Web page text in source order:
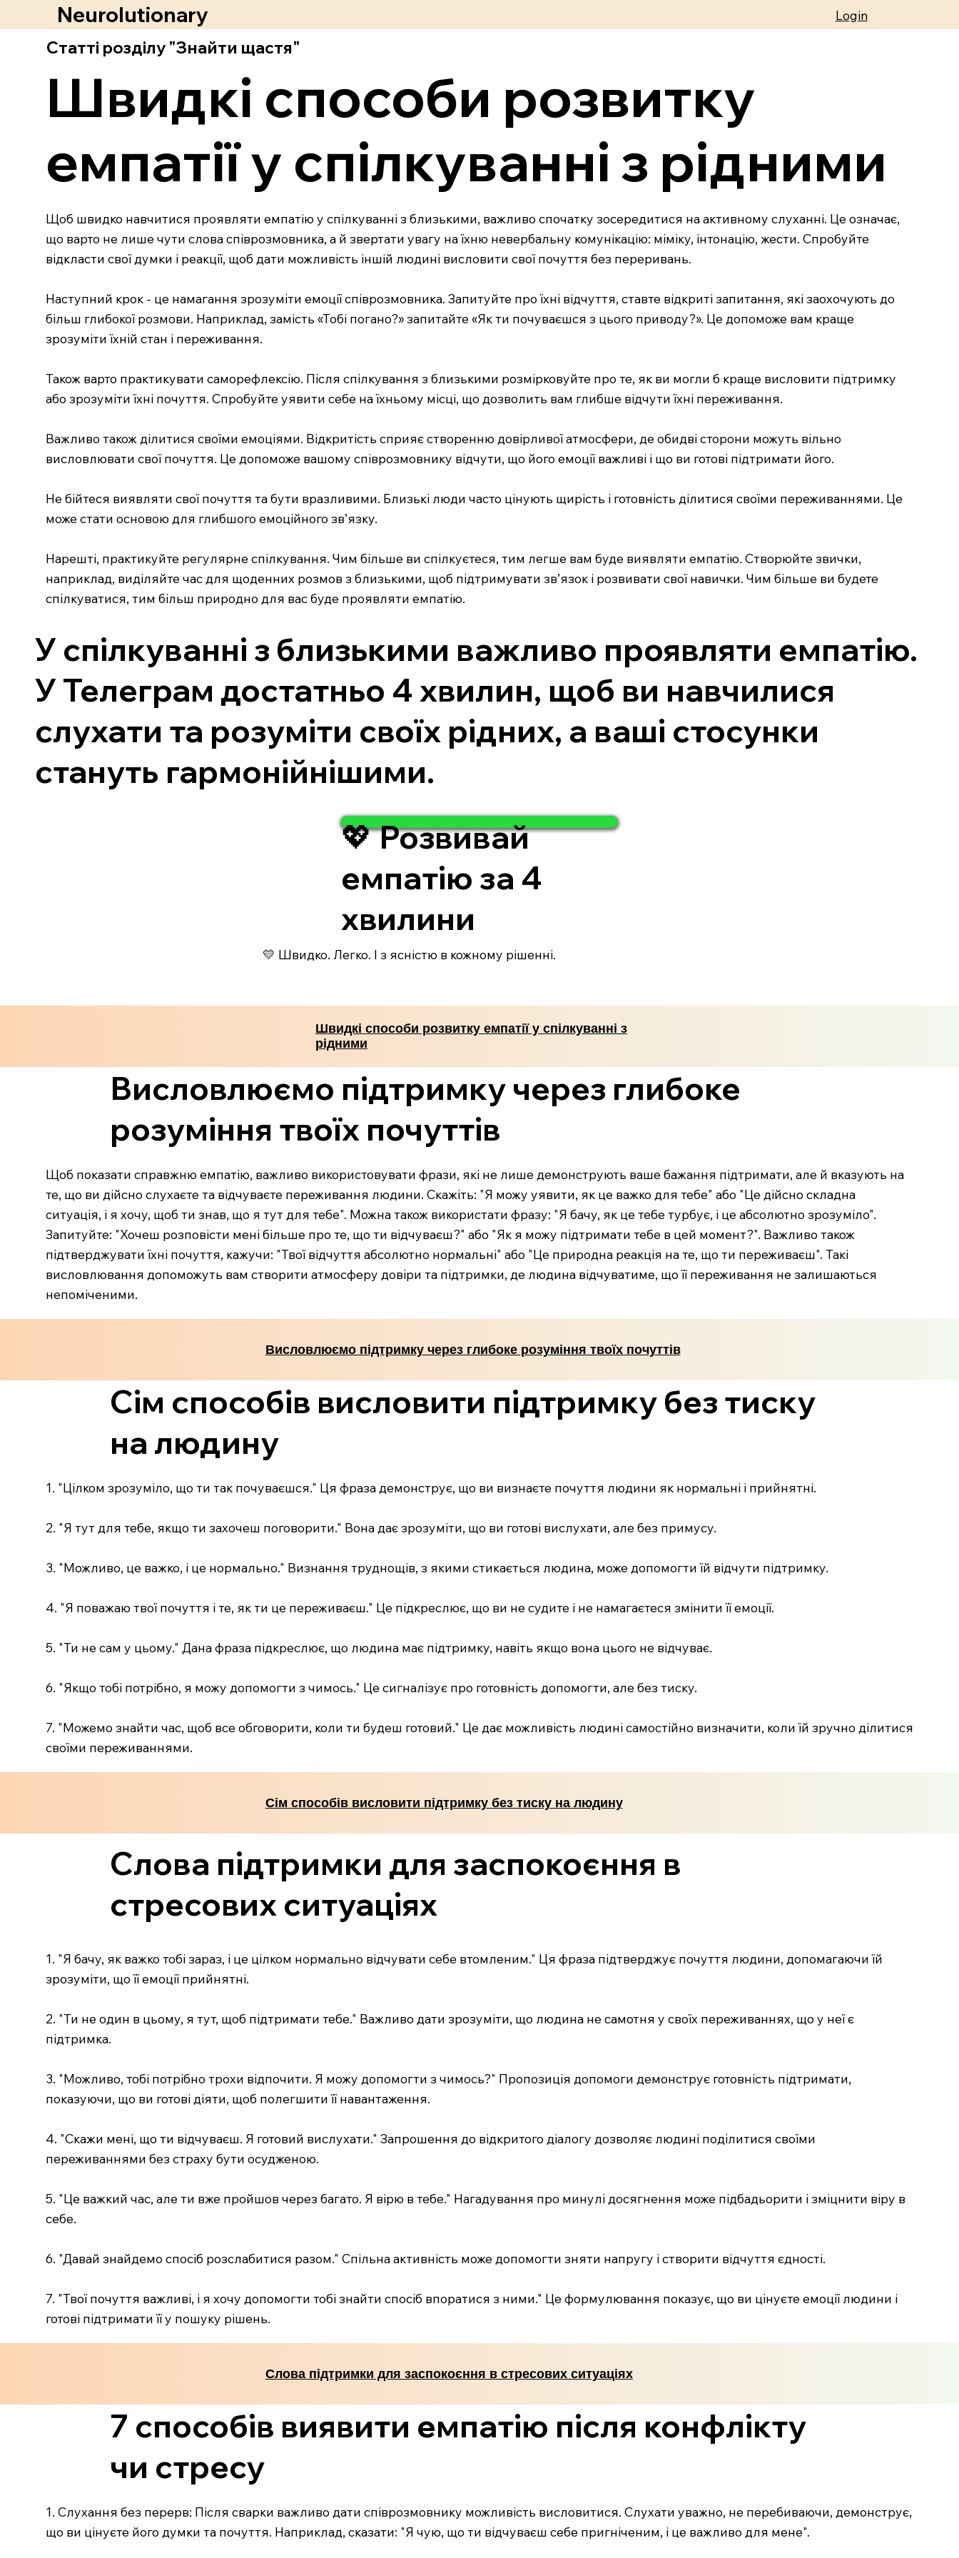
Neurolutionary Login
Статті розділу "Знайти щастя"
Швидкі способи розвитку
емпатії у спілкуванні з рідними
Щоб швидко навчитися проявляти емпатію у спілкуванні з близькими, важливо спочатку зосередитися на активному слуханні. Це означає,
що варто не лише чути слова співрозмовника, а й звертати увагу на їхню невербальну комунікацію: міміку, інтонацію, жести. Спробуйте
відкласти свої думки і реакції, щоб дати можливість іншій людині висловити свої почуття без переривань.
Наступний крок - це намагання зрозуміти емоції співрозмовника. Запитуйте про їхні відчуття, ставте відкриті запитання, які заохочують до
більш глибокої розмови. Наприклад, замість «Тобі погано?» запитайте «Як ти почуваєшся з цього приводу?». Це допоможе вам краще
зрозуміти їхній стан і переживання.
Також варто практикувати саморефлексію. Після спілкування з близькими розмірковуйте про те, як ви могли б краще висловити підтримку
або зрозуміти їхні почуття. Спробуйте уявити себе на їхньому місці, що дозволить вам глибше відчути їхні переживання.
Важливо також ділитися своїми емоціями. Відкритість сприяє створенню довірливої атмосфери, де обидві сторони можуть вільно
висловлювати свої почуття. Це допоможе вашому співрозмовнику відчути, що його емоції важливі і що ви готові підтримати його.
Не бійтеся виявляти свої почуття та бути вразливими. Близькі люди часто цінують щирість і готовність ділитися своїми переживаннями. Це
може стати основою для глибшого емоційного зв’язку.
Нарешті, практикуйте регулярне спілкування. Чим більше ви спілкуєтеся, тим легше вам буде виявляти емпатію. Створюйте звички,
наприклад, виділяйте час для щоденних розмов з близькими, щоб підтримувати зв’язок і розвивати свої навички. Чим більше ви будете
спілкуватися, тим більш природно для вас буде проявляти емпатію.
У спілкуванні з близькими важливо проявляти емпатію.
У Телеграм достатньо 4 хвилин, щоб ви навчилися
слухати та розуміти своїх рідних, а ваші стосунки
стануть гармонійнішими.
💖 Розвивай
емпатію за 4
хвилини
💛 Швидко. Легко. І з ясністю в кожному рішенні.
Швидкі способи розвитку емпатії у спілкуванні з
рідними
Висловлюємо підтримку через глибоке
розуміння твоїх почуттів
Щоб показати справжню емпатію, важливо використовувати фрази, які не лише демонструють ваше бажання підтримати, але й вказують на
те, що ви дійсно слухаєте та відчуваєте переживання людини. Скажіть: "Я можу уявити, як це важко для тебе" або "Це дійсно складна
ситуація, і я хочу, щоб ти знав, що я тут для тебе". Можна також використати фразу: "Я бачу, як це тебе турбує, і це абсолютно зрозуміло".
Запитуйте: "Хочеш розповісти мені більше про те, що ти відчуваєш?" або "Як я можу підтримати тебе в цей момент?". Важливо також
підтверджувати їхні почуття, кажучи: "Твої відчуття абсолютно нормальні" або "Це природна реакція на те, що ти переживаєш". Такі
висловлювання допоможуть вам створити атмосферу довіри та підтримки, де людина відчуватиме, що її переживання не залишаються
непоміченими.
Висловлюємо підтримку через глибоке розуміння твоїх почуттів
Сім способів висловити підтримку без тиску
на людину
1. "Цілком зрозуміло, що ти так почуваєшся." Ця фраза демонструє, що ви визнаєте почуття людини як нормальні і прийнятні.
2. "Я тут для тебе, якщо ти захочеш поговорити." Вона дає зрозуміти, що ви готові вислухати, але без примусу.
3. "Можливо, це важко, і це нормально." Визнання труднощів, з якими стикається людина, може допомогти їй відчути підтримку.
4. "Я поважаю твої почуття і те, як ти це переживаєш." Це підкреслює, що ви не судите і не намагаєтеся змінити її емоції.
5. "Ти не сам у цьому." Дана фраза підкреслює, що людина має підтримку, навіть якщо вона цього не відчуває.
6. "Якщо тобі потрібно, я можу допомогти з чимось." Це сигналізує про готовність допомогти, але без тиску.
7. "Можемо знайти час, щоб все обговорити, коли ти будеш готовий." Це дає можливість людині самостійно визначити, коли їй зручно ділитися
своїми переживаннями.
Сім способів висловити підтримку без тиску на людину
Слова підтримки для заспокоєння в
стресових ситуаціях
1. "Я бачу, як важко тобі зараз, і це цілком нормально відчувати себе втомленим." Ця фраза підтверджує почуття людини, допомагаючи їй
зрозуміти, що її емоції прийнятні.
2. "Ти не один в цьому, я тут, щоб підтримати тебе." Важливо дати зрозуміти, що людина не самотня у своїх переживаннях, що у неї є
підтримка.
3. "Можливо, тобі потрібно трохи відпочити. Я можу допомогти з чимось?" Пропозиція допомоги демонструє готовність підтримати,
показуючи, що ви готові діяти, щоб полегшити її навантаження.
4. "Скажи мені, що ти відчуваєш. Я готовий вислухати." Запрошення до відкритого діалогу дозволяє людині поділитися своїми
переживаннями без страху бути осудженою.
5. "Це важкий час, але ти вже пройшов через багато. Я вірю в тебе." Нагадування про минулі досягнення може підбадьорити і зміцнити віру в
себе.
6. "Давай знайдемо спосіб розслабитися разом." Спільна активність може допомогти зняти напругу і створити відчуття єдності.
7. "Твої почуття важливі, і я хочу допомогти тобі знайти спосіб впоратися з ними." Це формулювання показує, що ви цінуєте емоції людини і
готові підтримати її у пошуку рішень.
Слова підтримки для заспокоєння в стресових ситуаціях
7 способів виявити емпатію після конфлікту
чи стресу
1. Слухання без перерв: Після сварки важливо дати співрозмовнику можливість висловитися. Слухати уважно, не перебиваючи, демонструє,
що ви цінуєте його думки та почуття. Наприклад, сказати: "Я чую, що ти відчуваєш себе пригніченим, і це важливо для мене".